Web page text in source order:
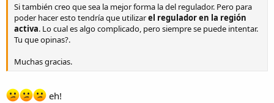
Si también creo que sea la mejor forma la del regulador. Pero para
poder hacer esto tendría que utilizarel regulador en la región
activa. Lo cual es algo complicado, pero siempre se puede intentar.
Tu que opinas?.
Muchas gracias.
eh!